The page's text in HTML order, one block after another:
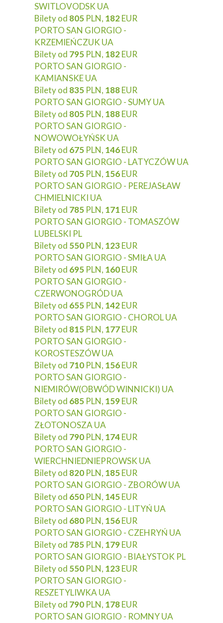
SWITLOVODSK UA
Bilety od 805 PLN, 182EUR
PORTO SAN GIORGIO -
KRZEMIEŃCZUK UA
Bilety od 795 PLN, 182EUR
PORTO SAN GIORGIO -
KAMIANSKE UA
Bilety od 835 PLN, 188EUR
PORTO SAN GIORGIO - SUMY UA
Bilety od 805 PLN, 188EUR
PORTO SAN GIORGIO -
NOWOWOŁYŃSK UA
Bilety od 675 PLN, 146EUR
PORTO SAN GIORGIO - LATYCZÓW UA
Bilety od 705 PLN, 156EUR
PORTO SAN GIORGIO - PEREJASŁAW
CHMIELNICKI UA
Bilety od 785 PLN, 171 EUR
PORTO SAN GIORGIO - TOMASZÓW
LUBELSKI PL
Bilety od 550 PLN, 123EUR
PORTO SAN GIORGIO - SMIŁA UA
Bilety od 695 PLN, 160EUR
PORTO SAN GIORGIO -
CZERWONOGRÓD UA
Bilety od 655 PLN, 142EUR
PORTO SAN GIORGIO - CHOROL UA
Bilety od 815 PLN, 177EUR
PORTO SAN GIORGIO -
KOROSTESZÓW UA
Bilety od 710 PLN, 156EUR
PORTO SAN GIORGIO -
NIEMIRÓW(OBWÓD WINNICKI) UA
Bilety od 685 PLN, 159EUR
PORTO SAN GIORGIO -
ZŁOTONOSZA UA
Bilety od 790 PLN, 174EUR
PORTO SAN GIORGIO -
WIERCHNIEDNIEPROWSK UA
Bilety od 820 PLN, 185EUR
PORTO SAN GIORGIO - ZBORÓW UA
Bilety od 650 PLN, 145EUR
PORTO SAN GIORGIO - LITYŃ UA
Bilety od 680 PLN, 156EUR
PORTO SAN GIORGIO - CZEHRYŃ UA
Bilety od 785 PLN, 179EUR
PORTO SAN GIORGIO - BIAŁYSTOK PL
Bilety od 550 PLN, 123EUR
PORTO SAN GIORGIO -
RESZETYLIWKA UA
Bilety od 790 PLN, 178EUR
PORTO SAN GIORGIO - ROMNY UA